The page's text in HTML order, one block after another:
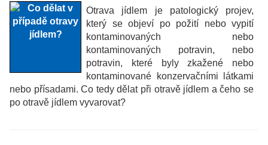
Otrava jídlem je patologický projev,
který se objeví po požití nebo vypití
kontaminovaných nebo
kontaminovaných potravin, nebo
potravin, které byly zkažené nebo
kontaminované konzervačními látkami
nebo přísadami. Co tedy dělat při otravě jídlem a čeho se
po otravě jídlem vyvarovat?